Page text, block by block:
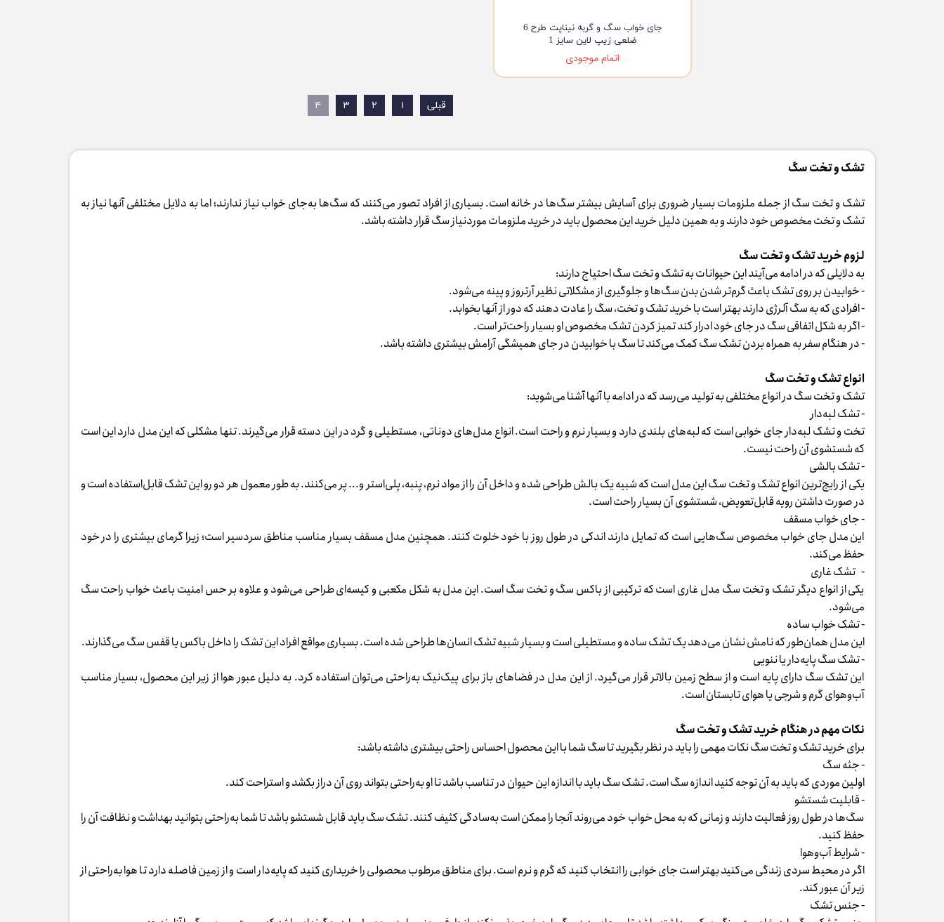
جای خواب سگ و گربه نیناپت طرح 6
ضلعی زیپ لاین سایز 1
اتمام موجودی
قبلی ۱ ۲ ۳ ۴
تشک و تخت سگ
تشک و تخت سگ از جمله ملزومات بسیار ضروری برای آسایش بیشتر سگ‌ها در خانه است. بسیاری از افراد تصور می‌کنند که سگ‌ها به‌جای خواب نیاز ندارند؛ اما به دلایل مختلفی آنها نیاز به
تشک و تخت مخصوص خود دارند و به همین دلیل خرید این محصول باید در خرید ملزومات موردنیاز سگ قرار داشته باشد.
لزوم خرید تشک و تخت سگ
به دلایلی که در ادامه می‌آیند این حیوانات به تشک و تخت سگ احتیاج دارند:
- خوابیدن بر روی تشک باعث گرم‌تر شدن بدن سگ‌ها و جلوگیری از مشکلاتی نظیر آرتروز و پینه می‌شود.
- افرادی که به سگ آلرژی دارند بهتر است با خرید تشک و تخت، سگ را عادت دهند که دور از آنها بخوابد.
- اگر به شکل اتفاقی سگ در جای خود ادرار کند تمیز کردن تشک مخصوص او بسیار راحت‌تر است.
- در هنگام سفر به همراه بردن تشک سگ کمک می‌کند تا سگ با خوابیدن در جای همیشگی آرامش بیشتری داشته باشد.
انواع تشک و تخت سگ
تشک و تخت سگ در انواع مختلفی به تولید می‌رسد که در ادامه با آنها آشنا می‌شوید:
- تشک لبه‌دار
تخت و تشک لبه‌دار جای خوابی است که لبه‌های بلندی دارد و بسیار نرم و راحت است. انواع مدل‌های دوناتی، مستطیلی و گرد در این دسته قرار می‌گیرند. تنها مشکلی که این مدل دارد این است
که شستشوی آن راحت نیست.
- تشک بالشی
یکی از رایج‌ترین انواع تشک و تخت سگ این مدل است که شبیه یک بالش طراحی شده و داخل آن را از مواد نرم، پنبه، پلی‌استر و... پر می‌کنند. به طور معمول هر دو رو این تشک قابل‌استفاده است و
در صورت داشتن رویه قابل‌تعویض، شستشوی آن بسیار راحت است.
- جای خواب مسقف
این مدل جای خواب مخصوص سگ‌هایی است که تمایل دارند اندکی در طول روز با خود خلوت کنند. همچنین مدل مسقف بسیار مناسب مناطق سردسیر است؛ زیرا گرمای بیشتری را در خود
حفظ می‌کند.
- تشک غاری
یکی از انواع دیگر تشک و تخت سگ مدل غاری است که ترکیبی از باکس سگ و تخت سگ است. این مدل به شکل مکعبی و کیسه‌ای طراحی می‌شود و علاوه بر حس امنیت باعث خواب راحت سگ
می‌شود.
- تشک خواب ساده
این مدل همان‌طور که نامش نشان می‌دهد یک تشک ساده و مستطیلی است و بسیار شبیه تشک انسان‌ها طراحی شده است. بسیاری مواقع افراد این تشک را داخل باکس یا قفس سگ می‌گذارند.
- تشک سگ پایه‌دار یا ننویی
این تشک سگ دارای پایه است و از سطح زمین بالاتر قرار می‌گیرد. از این مدل در فضاهای باز برای پیک‌نیک به‌راحتی می‌توان استفاده کرد. به دلیل عبور هوا از زیر این محصول، بسیار مناسب
آب‌وهوای گرم و شرجی یا هوای تابستان است.
نکات مهم در هنگام خرید تشک و تخت سگ
برای خرید تشک و تخت سگ نکات مهمی را باید در نظر بگیرید تا سگ شما با این محصول احساس راحتی بیشتری داشته باشد:
- جثه سگ
اولین موردی که باید به آن توجه کنید اندازه سگ است. تشک سگ باید با اندازه این حیوان در تناسب باشد تا او به‌راحتی بتواند روی آن دراز بکشد و استراحت کند.
- قابلیت شستشو
سگ‌ها در طول روز فعالیت دارند و زمانی که به محل خواب خود می‌روند آنجا را ممکن است به‌سادگی کثیف کنند. تشک سگ باید قابل شستشو باشد تا شما به‌راحتی بتوانید بهداشت و نظافت آن را
حفظ کنید.
- شرایط آب‌وهوا
اگر در محیط سردی زندگی می‌کنید بهتر است جای خوابی را انتخاب کنید که گرم و نرم است. برای مناطق مرطوب محصولی را خریداری کنید که پایه‌دار است و از زمین فاصله دارد تا هوا به‌راحتی از
زیر آن عبور کند.
- جنس تشک